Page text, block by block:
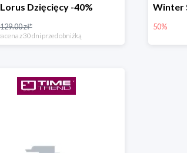
Lorus Dzięcięcy -40%
129.00 zł*
cena z 30 dni przed obniżką
50%